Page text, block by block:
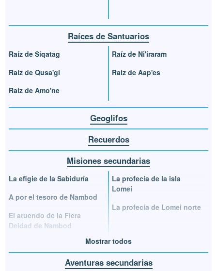
Raíces de Santuarios
Raíz de Siqatag
Raíz de Qusa'gi
Raíz de Amo'ne
Raíz de Ni'iraram
Raíz de Aap'es
Geoglifos
Recuerdos
Misiones secundarias
La efigie de la Sabiduría
A por el tesoro de Nambod
El atuendo de la Fiera
Deidad de Nambod
La profecía de la isla
Lomei
La profecía de Lomei norte
Mostrar todos
Aventuras secundarias